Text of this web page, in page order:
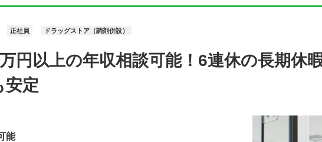
正社員 ドラッグストア（調剤併設）
円以上の年収相談可能！6連休の長期休
安定
能